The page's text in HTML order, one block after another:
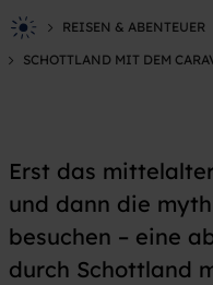
REISEN & ABENTEUER
SCHOTTLAND MIT DEM
Erst das
und dann die
besuchen – eine
durch Schottland